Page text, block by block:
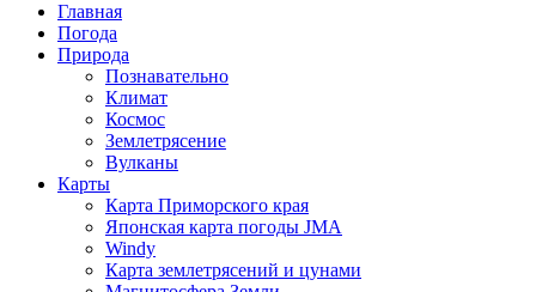
Главная
Погода
Природа
Познавательно
Климат
Космос
Землетрясение
Вулканы
Карты
Карта Приморского края
Японская карта погоды JMA
Windy
Карта землетрясений и цунами